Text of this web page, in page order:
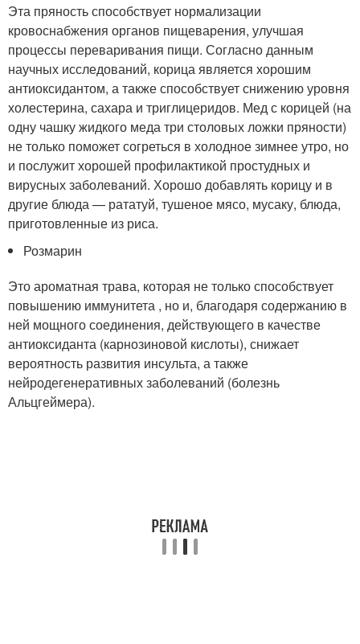
Эта пряность способствует нормализации
кровоснабжения органов пищеварения, улучшая
процессы переваривания пищи. Согласно данным
научных исследований, корица является хорошим
антиоксидантом, а также способствует снижению уровня
холестерина, сахара и триглицеридов. Мед с корицей (на
одну чашку жидкого меда три столовых ложки пряности)
не только поможет согреться в холодное зимнее утро, но
и послужит хорошей профилактикой простудных и
вирусных заболеваний. Хорошо добавлять корицу и в
другие блюда — рататуй, тушеное мясо, мусаку, блюда,
приготовленные из риса.
Розмарин
Это ароматная трава, которая не только способствует
повышению иммунитета , но и, благодаря содержанию в
ней мощного соединения, действующего в качестве
антиоксиданта (карнозиновой кислоты), снижает
вероятность развития инсульта, а также
нейродегенеративных заболеваний (болезнь
Альцгеймера).